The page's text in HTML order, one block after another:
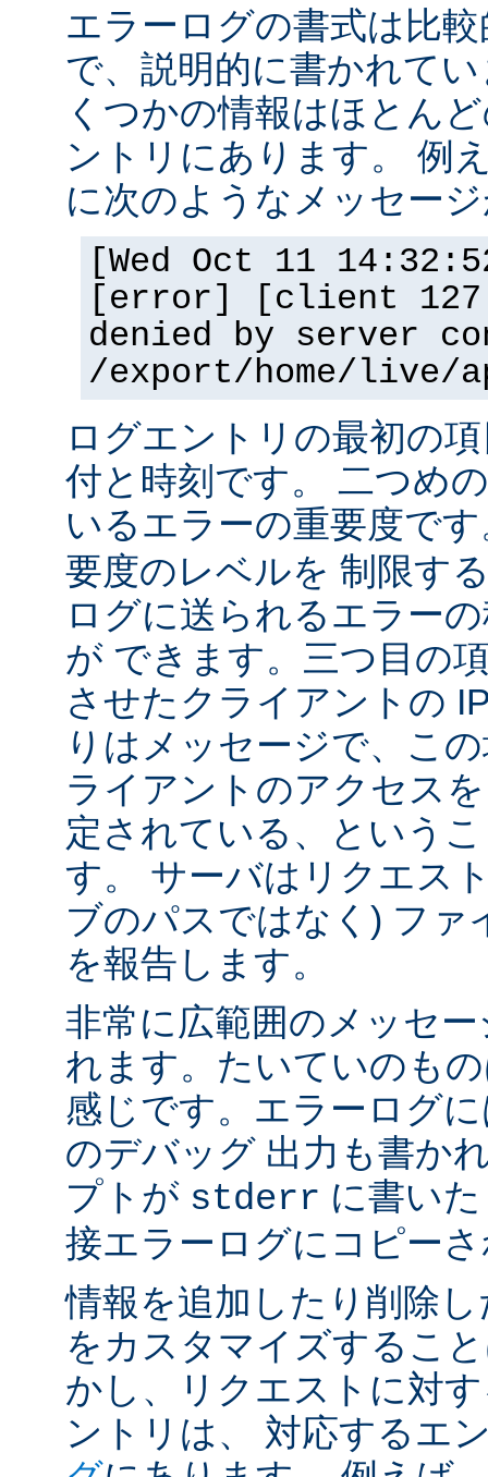
エラーログの書式は比
で、説明的に書かれて
くつかの情報はほとん
ントリにあります。 例
に次のようなメッセー
[Wed Oct 11
[error] [client
denied by server
/export/home/live/
ログエントリの最初の
付と時刻です。 二つめ
いるエラーの重要度で
要度のレベルを 制限す
ログに送られるエラー
が できます。三つ目の
させたクライアントの
りはメッセージで、こ
ライアントのアクセス
定されている、という
す。 サーバはリクエス
ブのパスではなく) ファ
を報告します。
非常に広範囲のメッセ
れます。たいていのも
感じです。エラーログ
のデバッグ 出力も書か
プトが stderr に書い
接エラーログにコピー
情報を追加したり削除
をカスタマイズするこ
かし、リクエストに対
ントリは、 対応するエ